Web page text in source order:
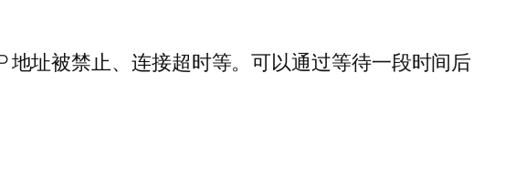
址被禁止、连接超时等。可以通过等待一段时间后